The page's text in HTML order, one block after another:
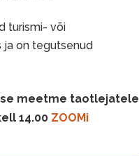
turismi- või
ja on tegutsenud
meetme taotlejatele
14.00 ZOOMi